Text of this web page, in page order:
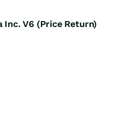
Inc. V6 (Price Return)